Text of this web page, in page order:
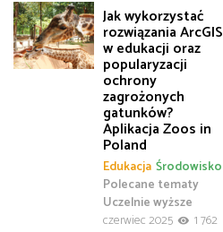
Jak wykorzystać
rozwiązania ArcGIS
w edukacji oraz
popularyzacji
ochrony
zagrożonych
gatunków?
Aplikacja Zoos in
Poland
Edukacja
Polecane tematy
Środowisko
Uczelnie wyższe
czerwiec 2025
1 762